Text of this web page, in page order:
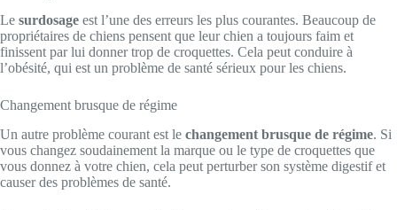
Le surdosage est l’une des erreurs les plus courantes. Beaucoup de
propriétaires de chiens pensent que leur chien a toujours faim et
finissent par lui donner trop de croquettes. Cela peut conduire à
l’obésité, qui est un problème de santé sérieux pour les chiens.
Changement brusque de régime
Un autre problème courant est le changement brusque de régime. Si
vous changez soudainement la marque ou le type de croquettes que
vous donnez à votre chien, cela peut perturber son système digestif et
causer des problèmes de santé.